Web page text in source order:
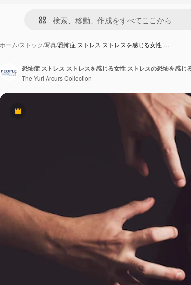
ホーム/ストック/写真/恐怖症 ストレス ストレスを感じる女性 …
Premium
The Yuri Arcurs Collection